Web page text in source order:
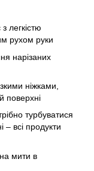
легкістю
рухом руки
нарізаних
ніжками,
поверхні
турбуватися
– всі продукти
мити в